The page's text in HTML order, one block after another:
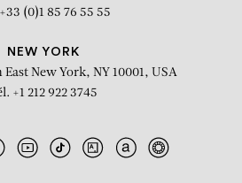
Burjack)
(0)1 85 76 55 55
NEW YORK
East New York, NY 10001, USA
+1 212 922 3745